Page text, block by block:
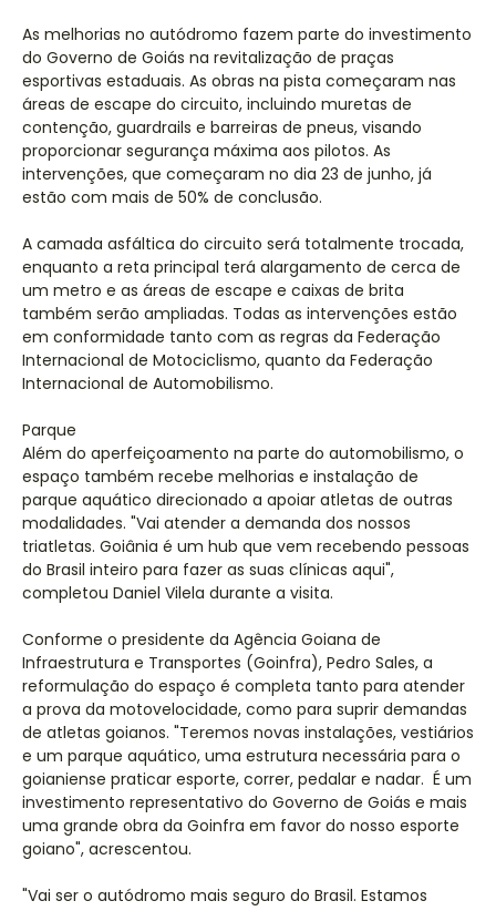
As melhorias no autódromo fazem parte do investimento
do Governo de Goiás na revitalização de praças
esportivas estaduais. As obras na pista começaram nas
áreas de escape do circuito, incluindo muretas de
contenção, guardrails e barreiras de pneus, visando
proporcionar segurança máxima aos pilotos. As
intervenções, que começaram no dia 23 de junho, já
estão com mais de 50% de conclusão.
A camada asfáltica do circuito será totalmente trocada,
enquanto a reta principal terá alargamento de cerca de
um metro e as áreas de escape e caixas de brita
também serão ampliadas. Todas as intervenções estão
em conformidade tanto com as regras da Federação
Internacional de Motociclismo, quanto da Federação
Internacional de Automobilismo.
Parque
Além do aperfeiçoamento na parte do automobilismo, o
espaço também recebe melhorias e instalação de
parque aquático direcionado a apoiar atletas de outras
modalidades. "Vai atender a demanda dos nossos
triatletas. Goiânia é um hub que vem recebendo pessoas
do Brasil inteiro para fazer as suas clínicas aqui",
completou Daniel Vilela durante a visita.
Conforme o presidente da Agência Goiana de
Infraestrutura e Transportes (Goinfra), Pedro Sales, a
reformulação do espaço é completa tanto para atender
a prova da motovelocidade, como para suprir demandas
de atletas goianos. "Teremos novas instalações, vestiários
e um parque aquático, uma estrutura necessária para o
goianiense praticar esporte, correr, pedalar e nadar. É um
investimento representativo do Governo de Goiás e mais
uma grande obra da Goinfra em favor do nosso esporte
goiano", acrescentou.
"Vai ser o autódromo mais seguro do Brasil. Estamos